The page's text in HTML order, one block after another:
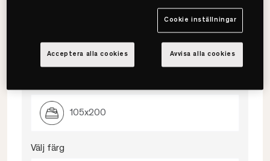
Passar dig som föredrar en mjukare känsla
105x200
Välj färg
Cookie inställningar
Avvisa alla cookies
Acceptera alla cookies